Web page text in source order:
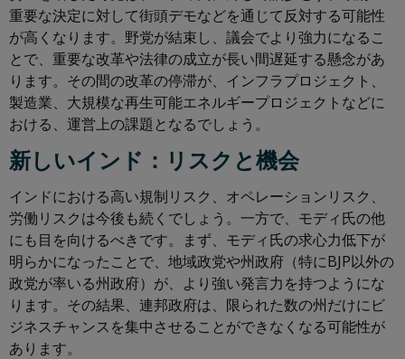
重要な決定に対して街頭デモなどを通じて反対する可能性
が高くなります。野党が結束し、議会でより強力になるこ
とで、重要な改革や法律の成立が長い間遅延する懸念があ
ります。その間の改革の停滞が、インフラプロジェクト、
製造業、大規模な再生可能エネルギープロジェクトなどに
おける、運営上の課題となるでしょう。
新しいインド：リスクと機会
インドにおける高い規制リスク、オペレーションリスク、
労働リスクは今後も続くでしょう。一方で、モディ氏の他
にも目を向けるべきです。まず、モディ氏の求心力低下が
明らかになったことで、地域政党や州政府（特にBJP以外の
政党が率いる州政府）が、より強い発言力を持つようにな
ります。その結果、連邦政府は、限られた数の州だけにビ
ジネスチャンスを集中させることができなくなる可能性が
あります。